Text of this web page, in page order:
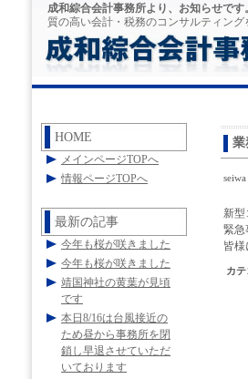
成和綜合会計事務所より、お知らせです。
質の高い会計・税務のコンサルティング
業
seiwa
新
緊急
皆
カテ
HOME
メインページTOPへ
情報ページTOPへ
最新の記事
今年も桜が咲きました
今年も桜が咲きました
靖国神社の黄葉が見頃
です
本日8/16は台風接近の
ため昼から事務所を閉
鎖し早退させていただ
いております